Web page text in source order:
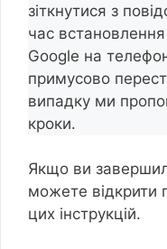
зіткнутися з
час
Google на
примусово
випадку ми
кроки.
Якщо ви
можете відкрити
цих інструкцій.